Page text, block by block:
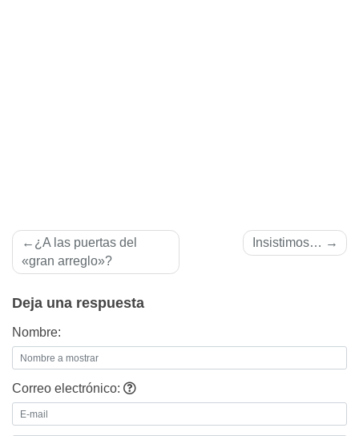
Navegación
de
¿A las puertas del
«gran arreglo»?
Insistimos…
Deja una respuesta
Nombre:
Correo electrónico: